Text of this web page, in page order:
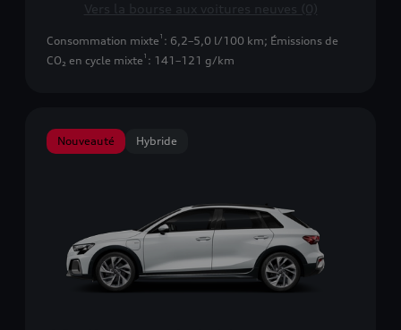
Vers la bourse aux voitures neuves (0)
Consommation mixte 1 : 6,2–5,0 l/100 km; Émissions de
CO₂ en cycle mixte 1 : 141–121 g/km
Nouveauté Hybride